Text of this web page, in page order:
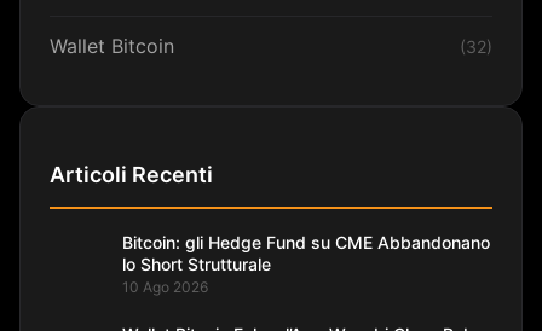
Wallet Bitcoin (32)
Articoli Recenti
Bitcoin: gli Hedge Fund su CME Abbandonano
lo Short Strutturale
10 Ago 2026